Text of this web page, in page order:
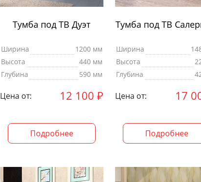
Тумба под ТВ Дуэт
Ширина
1200 мм
Высота
440 мм
Глубина
590 мм
Цена от: 12 100 ₽
Подробнее
Тумба под ТВ
Ширина
Высота
Глубина
Цена от: 17
Подробнее